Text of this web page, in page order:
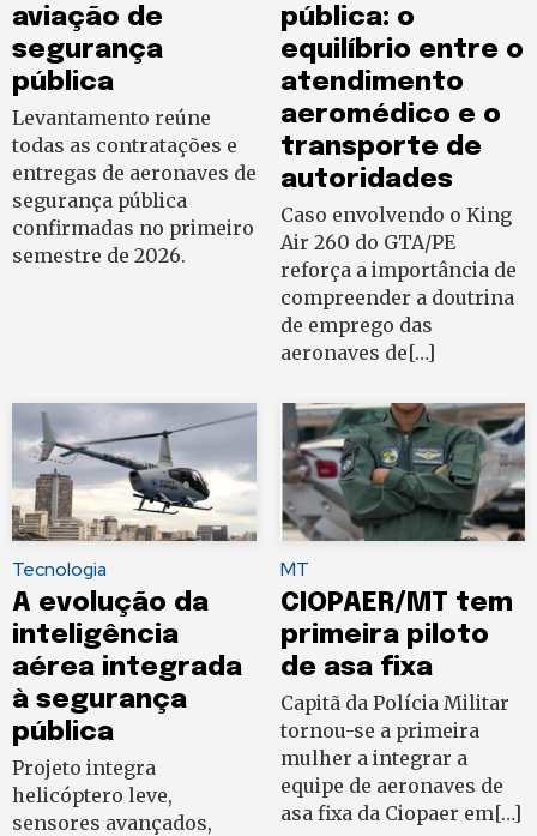
aviação de
segurança
pública
Levantamento reúne
todas as contratações e
entregas de aeronaves de
segurança pública
confirmadas no primeiro
semestre de 2026.
pública: o
equilíbrio entre o
atendimento
aeromédico e o
transporte de
autoridades
Caso envolvendo o King
Air 260 do GTA/PE
reforça a importância de
compreender a doutrina
de emprego das
aeronaves de[…]
Tecnologia
A evolução da
inteligência
aérea integrada
à segurança
pública
Projeto integra
helicóptero leve,
sensores avançados,
MT
CIOPAER/MT tem
primeira piloto
de asa fixa
Capitã da Polícia Militar
tornou-se a primeira
mulher a integrar a
equipe de aeronaves de
asa fixa da Ciopaer em[…]